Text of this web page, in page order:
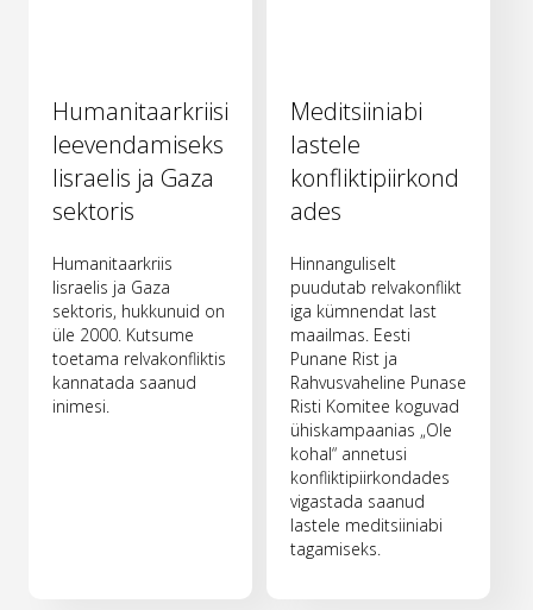
Humanitaarkriisi
leevendamiseks
Iisraelis ja Gaza
sektoris
Humanitaarkriis
Iisraelis ja Gaza
sektoris, hukkunuid on
üle 2000. Kutsume
toetama relvakonfliktis
kannatada saanud
inimesi.
Meditsiiniabi
lastele
konfliktipiirkond
ades
Hinnanguliselt
puudutab relvakonflikt
iga kümnendat last
maailmas. Eesti
Punane Rist ja
Rahvusvaheline Punase
Risti Komitee koguvad
ühiskampaanias „Ole
kohal“ annetusi
konfliktipiirkondades
vigastada saanud
lastele meditsiiniabi
tagamiseks.